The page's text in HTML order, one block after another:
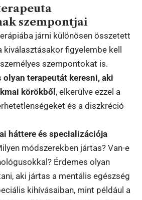
szempontjai
járni különösen összetett
kiválasztásakor figyelembe kell
szempontokat is.
olyan terapeutát keresni, aki
körökből, elkerülve ezzel a
és a diszkréció
háttere és specializációja
módszerekben jártas? Van-e
Érdemes olyan
aki jártas a mentális egészség
kihívásaiban, mint például a